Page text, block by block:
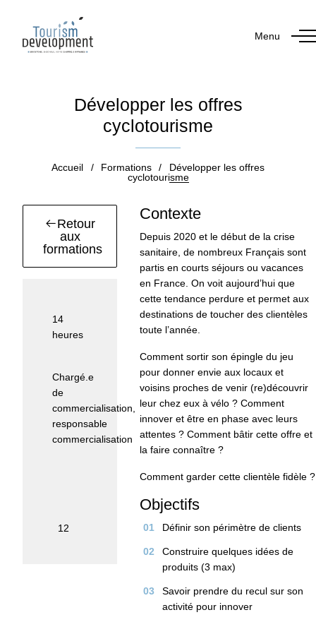
Menu
Développer les offres
cyclotourisme
Accueil / Formations /
Développer les offres
cyclotourisme
Retour
aux
formations
14
heures
Chargé.e
de
commercialisation,
responsable
commercialisation
12
Contexte
Depuis 2020 et le début de la crise
sanitaire, de nombreux Français sont
partis en courts séjours ou vacances
en France. On voit aujourd’hui que
cette tendance perdure et permet aux
destinations de toucher des clientèles
toute l’année.
Comment sortir son épingle du jeu
pour donner envie aux locaux et
voisins proches de venir (re)découvrir
leur chez eux à vélo ? Comment
innover et être en phase avec leurs
attentes ? Comment bâtir cette offre et
la faire connaître ?
Comment garder cette clientèle fidèle ?
Objectifs
Définir son périmètre de clients
Construire quelques idées de
produits (3 max)
Savoir prendre du recul sur son
activité pour innover